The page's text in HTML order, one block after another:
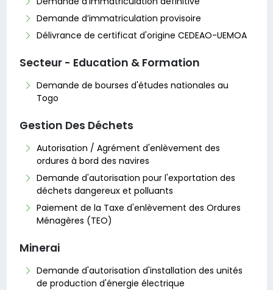
Demande d’immatriculation provisoire
Délivrance de certificat d'origine CEDEAO-UEMOA
Secteur - Education & Formation
Demande de bourses d'études nationales au
Togo
Gestion Des Déchets
Autorisation / Agrément d'enlèvement des
ordures à bord des navires
Demande d'autorisation pour l'exportation des
déchets dangereux et polluants
Paiement de la Taxe d'enlèvement des Ordures
Ménagères (TEO)
Minerai
Demande d'autorisation d'installation des unités
de production d'énergie électrique